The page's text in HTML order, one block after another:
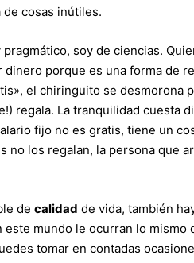
de cosas inútiles.
soy de ciencias.
porque es una forma de
el chiringuito se desmorona
regala. La tranquilidad cuesta
fijo no es gratis, tiene un
los regalan, la persona que
de calidad de vida, también
mundo le ocurran lo mismo
tomar en contadas